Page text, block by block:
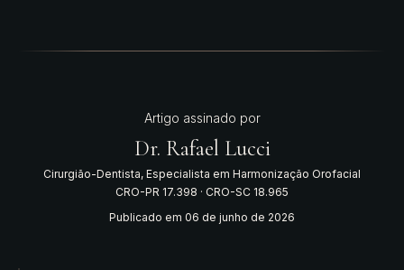
Artigo assinado por
Dr. Rafael Lucci
Cirurgião-Dentista, Especialista em Harmonização Orofacial
CRO-PR 17.398 · CRO-SC 18.965
Publicado em 06 de junho de 2026